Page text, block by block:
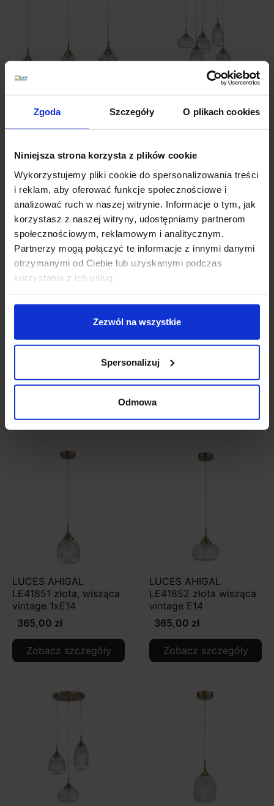
Zgoda Szczegóły O plikach cookies
Niniejsza strona korzysta z plików cookie
Wykorzystujemy pliki cookie do spersonalizowania treści
i reklam, aby oferować funkcje społecznościowe i
analizować ruch w naszej witrynie. Informacje o tym, jak
korzystasz z naszej witryny, udostępniamy partnerom
społecznościowym, reklamowym i analitycznym.
Partnerzy mogą połączyć te informacje z innymi danymi
otrzymanymi od Ciebie lub uzyskanymi podczas
korzystania z ich usług.
Zezwól na wszystkie
Spersonalizuj
Odmowa
LE41847 lampa wisząca
złota 3xE14
Zobacz szczegóły
LE41848 złota lampa
wisząca 6xE14
Zobacz szczegóły
LUCES AHIGAL
344,00 zł
LUCES AHIGAL
vintage
365,00 zł
LUCES AHIGAL
LE41851 złota, wisząca
vintage 1xE14
365,00 zł
Zobacz szczegóły
LUCES AHIGAL
LE41852 złota wisząca
vintage E14
365,00 zł
Zobacz szczegóły